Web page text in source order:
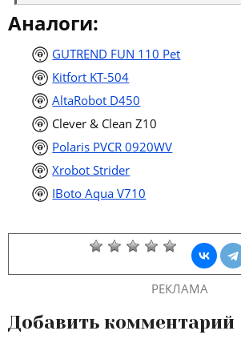
Аналоги:
GUTREND FUN 110 Pet
Kitfort KT-504
AltaRobot D450
Clever & Clean Z10
Polaris PVCR 0920WV
Xrobot Strider
IBoto Aqua V710
РЕКЛАМА
Добавить комментарий